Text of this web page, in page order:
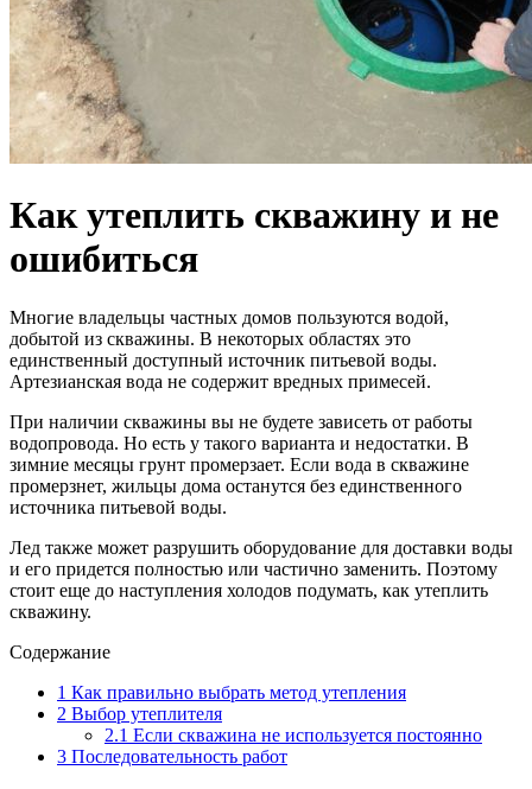
Как утеплить скважину и не
ошибиться
Многие владельцы частных домов пользуются водой,
добытой из скважины. В некоторых областях это
единственный доступный источник питьевой воды.
Артезианская вода не содержит вредных примесей.
При наличии скважины вы не будете зависеть от работы
водопровода. Но есть у такого варианта и недостатки. В
зимние месяцы грунт промерзает. Если вода в скважине
промерзнет, жильцы дома останутся без единственного
источника питьевой воды.
Лед также может разрушить оборудование для доставки воды
и его придется полностью или частично заменить. Поэтому
стоит еще до наступления холодов подумать, как утеплить
скважину.
Содержание
1 Как правильно выбрать метод утепления
2 Выбор утеплителя
2.1 Если скважина не используется постоянно
3 Последовательность работ